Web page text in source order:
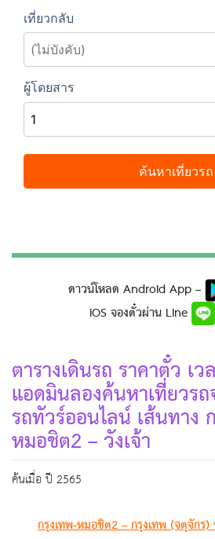
ดาวน์โหลด Android App –
IOS จองตั๋วผ่าน Line
ตารางเดินรถ ราคาตั๋ว เ
แอดมินลองค้นหาเที่ยวร
รถทัวร์ออนไลน์ เส้นทาง
หมอชิต2 – วังเจ้า
ค้นเมื่อ ปี 2565
กรุงเทพ-หมอชิต2 – กรุงเทพ (จตุจักร